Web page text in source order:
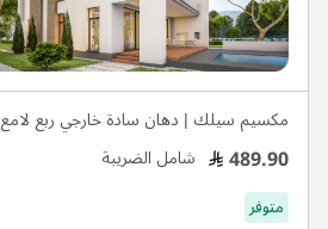
مكسيم سيلك | دهان سادة خارجي ربع لامع
489.90 شامل الضريبة
متوفر